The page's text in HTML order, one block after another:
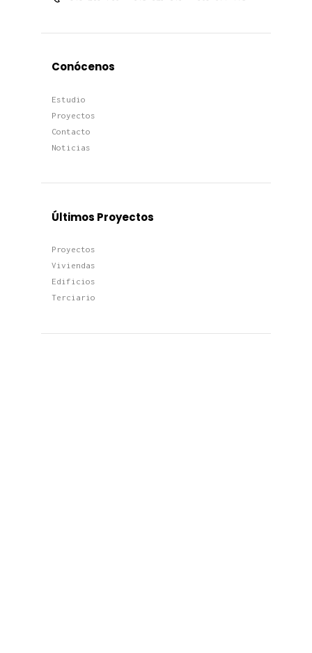
Conócenos
Estudio
Proyectos
Contacto
Noticias
Últimos Proyectos
Proyectos
Viviendas
Edificios
Terciario